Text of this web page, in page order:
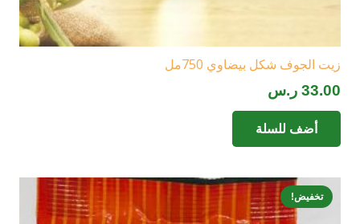
زيت الجوف شكل بيضاوي 750مل
33.00 ر.س
أضف للسلة
تخفيض!